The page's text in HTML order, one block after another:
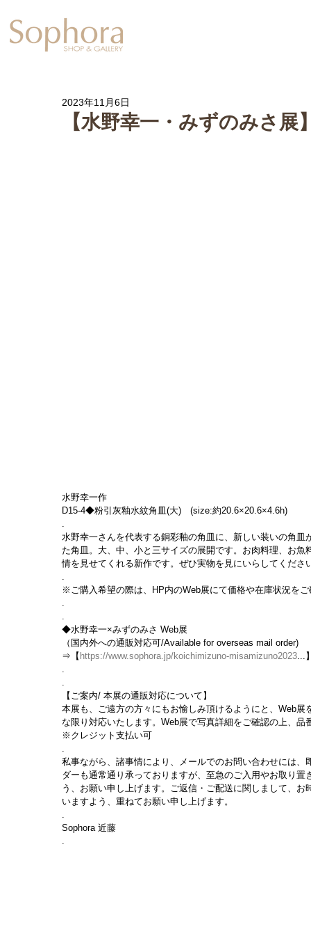
【水野幸一・みずのみさ
2023年11月6日
水野幸一作
D15-4◆粉引灰釉水紋角皿(大)　(size:約20.6×20.6×4.6h)
.
水野幸一さんを代表する銅彩釉の角皿に、新しい装いの角
た角皿。大、中、小と三サイズの展開です。お肉料理、お
情を見せてくれる新作です。ぜひ実物を見にいらしてくださ
.
※ご購入希望の際は、HP内のWeb展にて価格や在庫状況を
.
.
◆水野幸一×みずのみさ Web展
（国内外への通販対応可/Available for overseas mail order)
⇒【 https://www.sophora.jp/koichimizuno-misamizuno2023...
.
.
【ご案内/ 本展の通販対応について】
本展も、ご遠方の方々にもお愉しみ頂けるようにと、Web
な限り対応いたします。Web展で写真詳細をご確認の上、
※クレジット支払い可
.
私事ながら、諸事情により、メールでのお問い合わせには
ダーも通常通り承っておりますが、至急のご入用やお取り
う、お願い申し上げます。ご返信・ご配送に関しまして、
いますよう、重ねてお願い申し上げます。
.
Sophora 近藤
.